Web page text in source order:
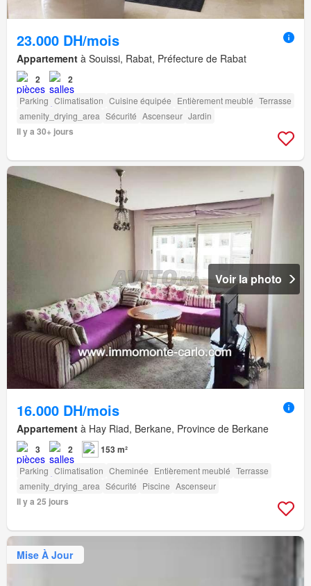
23.000 DH/mois
Appartement à Souissi, Rabat, Préfecture de Rabat
2 2
Parking Climatisation Cuisine équipée Entièrement meublé Terrasse
amenity_drying_area Sécurité Ascenseur Jardin
Il y a 30+ jours
Voir la photo
16.000 DH/mois
Appartement à Hay Riad, Berkane, Province de Berkane
3 2 153 m²
Parking Climatisation Cheminée Entièrement meublé Terrasse
amenity_drying_area Sécurité Piscine Ascenseur
Il y a 25 jours
Mise À Jour